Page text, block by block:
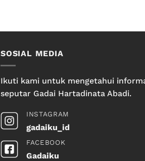
SOSIAL MEDIA
Ikuti kami untuk mengetahui
seputar Gadai Hartadinata Abadi.
INSTAGRAM
gadaiku_id
FACEBOOK
Gadaiku